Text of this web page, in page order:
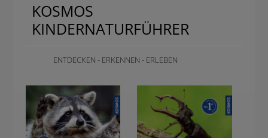
KOSMOS
KINDERNATURFÜHRER
ENTDECKEN - ERKENNEN - ERLEBEN